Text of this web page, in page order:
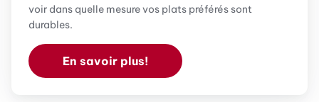
voir dans quelle mesure vos plats préférés sont
durables.
En savoir plus!